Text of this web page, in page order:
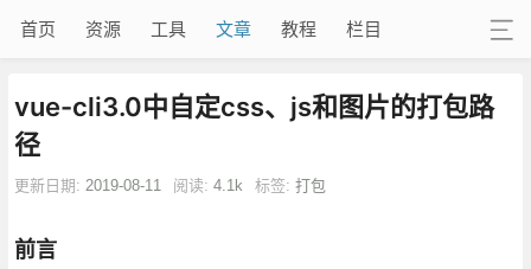
首页 资源 工具 文章 教程 栏目
vue-cli3.0中自定css、js和图片的打包路
径
更新日期: 2019-08-11 阅读: 4.1k 标签: 打包
前言